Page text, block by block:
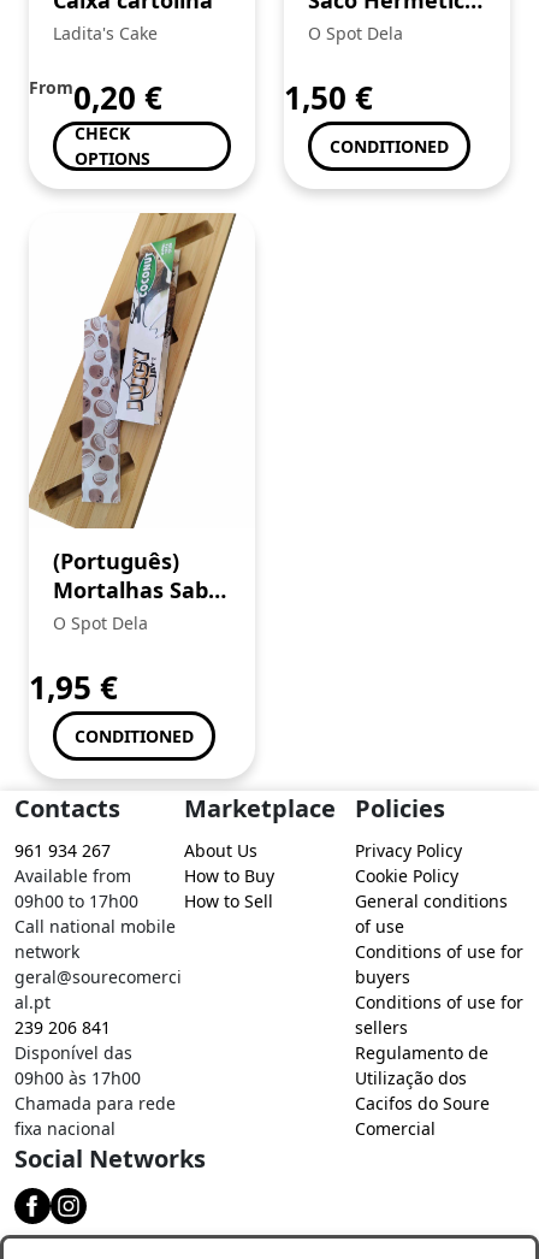
Ladita's Cake
From0,20 €
CHECK
OPTIONS
“Mushroom
O Spot Dela
1,50 €
CONDITIONED
(Português)
Mortalhas Sabor
Juicy Jays King
O Spot Dela
1,95 €
CONDITIONED
Contacts
961 934 267
Available from
09h00 to 17h00
Call national mobile
network
geral@sourecomerci
al.pt
239 206 841
Disponível das
09h00 às 17h00
Chamada para rede
fixa nacional
Marketplace
About Us
How to Buy
How to Sell
Policies
Privacy Policy
Cookie Policy
General conditions
of use
Conditions of use for
buyers
Conditions of use for
sellers
Regulamento de
Utilização dos
Cacifos do Soure
Comercial
Social Networks